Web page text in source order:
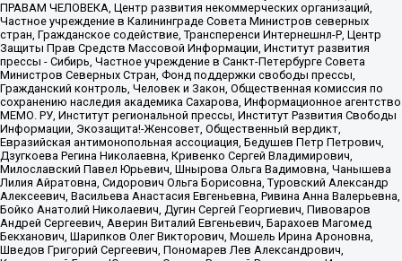
ПРАВАМ ЧЕЛОВЕКА, Центр развития некоммерческих организаций,
Частное учреждение в Калининграде Совета Министров северных
стран, Гражданское содействие, Трансперенси Интернешнл-Р, Центр
Защиты Прав Средств Массовой Информации, Институт развития
прессы - Сибирь, Частное учреждение в Санкт-Петербурге Совета
Министров Северных Стран, Фонд поддержки свободы прессы,
Гражданский контроль, Человек и Закон, Общественная комиссия по
сохранению наследия академика Сахарова, Информационное агентство
МЕМО. РУ, Институт региональной прессы, Институт Развития Свободы
Информации, Экозащита!-Женсовет, Общественный вердикт,
Евразийская антимонопольная ассоциация, Бедушев Петр Петрович,
Дзугкоева Регина Николаевна, Кривенко Сергей Владимирович,
Милославский Павел Юрьевич, Шнырова Ольга Вадимовна, Чанышева
Лилия Айратовна, Сидорович Ольга Борисовна, Туровский Александр
Алексеевич, Васильева Анастасия Евгеньевна, Ривина Анна Валерьевна,
Бойко Анатолий Николаевич, Дугин Сергей Георгиевич, Пивоваров
Андрей Сергеевич, Аверин Виталий Евгеньевич, Барахоев Магомед
Бекханович, Шарипков Олег Викторович, Мошель Ирина Ароновна,
Шведов Григорий Сергеевич, Пономарев Лев Александрович,